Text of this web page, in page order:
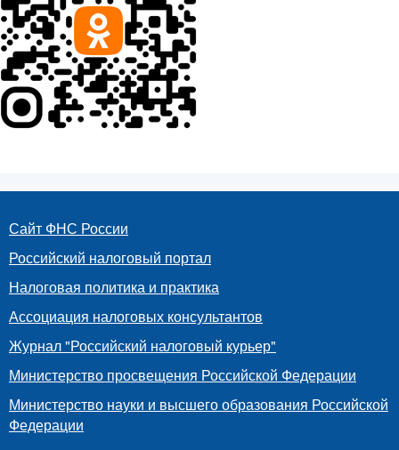
Сайт ФНС России
Российский налоговый портал
Налоговая политика и практика
Ассоциация налоговых консультантов
Журнал "Российский налоговый курьер"
Министерство просвещения Российской Федерации
Министерство науки и высшего образования Российской
Федерации